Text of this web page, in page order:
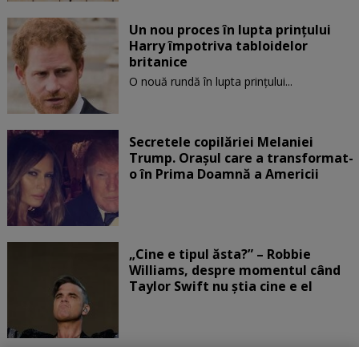
Un nou proces în lupta prinţului
Harry împotriva tabloidelor
britanice
O nouă rundă în lupta prinţului...
Secretele copilăriei Melaniei
Trump. Orașul care a transformat-
o în Prima Doamnă a Americii
„Cine e tipul ăsta?” – Robbie
Williams, despre momentul când
Taylor Swift nu știa cine e el